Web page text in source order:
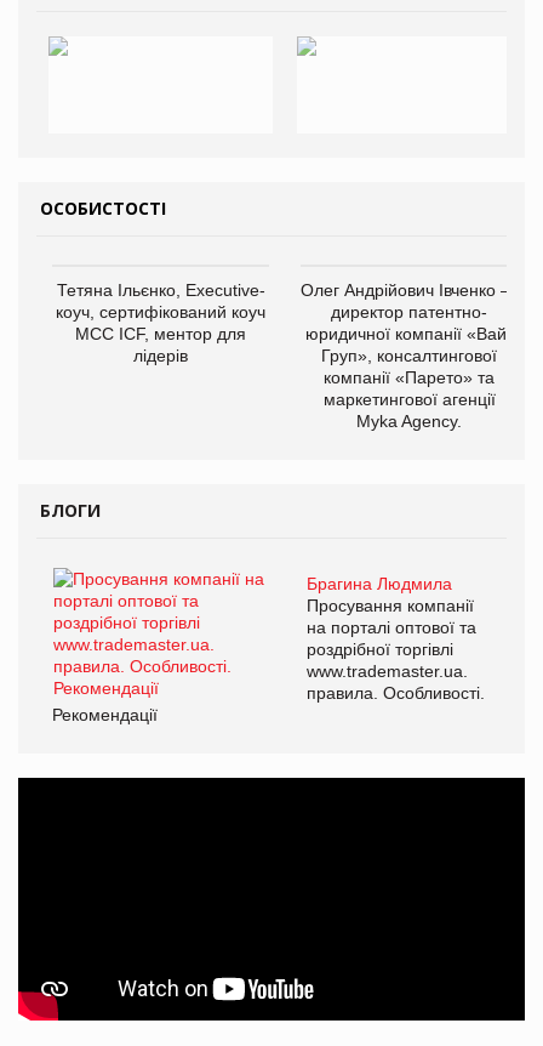
ОСОБИСТОСТІ
Тетяна Ільєнко, Executive-
коуч, сертифікований коуч
МСС ICF, ментор для
лідерів
Олег Андрійович Івченко —
директор патентно-
юридичної компанії «Вайз
Груп», консалтингової
компанії «Парето» та
маркетингової агенції
Myka Agency.
БЛОГИ
Брагина Людмила
Просування компанії
на порталі оптової та
роздрібної торгівлі
www.trademaster.ua.
правила. Особливості.
Рекомендації